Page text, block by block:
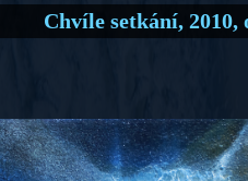
Chvíle setkání, 2010,